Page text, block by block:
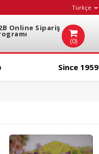
Türkçe
Online Sipariş
(0)
Since 1959